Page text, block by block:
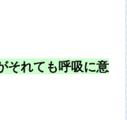
それても呼吸に意